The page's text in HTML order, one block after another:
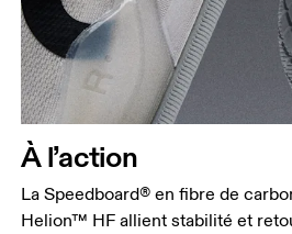
À l’action
La Speedboard® en fibre de
Helion™ HF allient stabilité et